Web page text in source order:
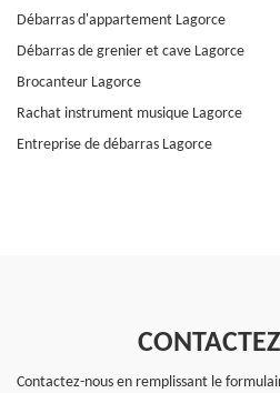
Débarras d'appartement Lagorce
Débarras de grenier et cave Lagorce
Brocanteur Lagorce
Rachat instrument musique Lagorce
Entreprise de débarras Lagorce
Contactez-nous en remplissant le